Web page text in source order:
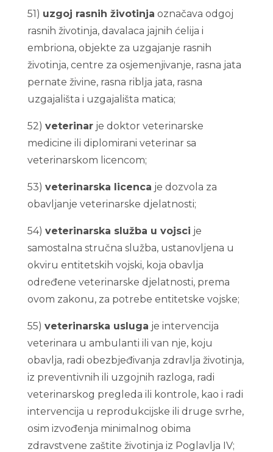
51) uzgoj rasnih životinja označava odgoj
rasnih životinja, davalaca jajnih ćelija i
embriona, objekte za uzgajanje rasnih
životinja, centre za osjemenjivanje, rasna jata
pernate živine, rasna riblja jata, rasna
uzgajališta i uzgajališta matica;
52) veterinarje doktor veterinarske
medicine ili diplomirani veterinar sa
veterinarskom licencom;
53) veterinarska licenca je dozvola za
obavljanje veterinarske djelatnosti;
54) veterinarska služba u vojsci je
samostalna stručna služba, ustanovljena u
okviru entitetskih vojski, koja obavlja
određene veterinarske djelatnosti, prema
ovom zakonu, za potrebe entitetske vojske;
55) veterinarska usluga je intervencija
veterinara u ambulanti ili van nje, koju
obavlja, radi obezbjeđivanja zdravlja životinja,
iz preventivnih ili uzgojnih razloga, radi
veterinarskog pregleda ili kontrole, kao i radi
intervencija u reprodukcijske ili druge svrhe,
osim izvođenja minimalnog obima
zdravstvene zaštite životinja iz Poglavlja IV;